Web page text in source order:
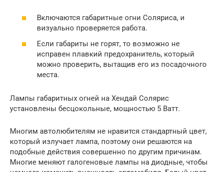
Включаются габаритные огни Соляриса, и
визуально проверяется работа.
Если габариты не горят, то возможно не
исправен плавкий предохранитель, который
можно проверить, вытащив его из посадочного
места.
Лампы габаритных огней на Хендай Солярис
установлены бесцокольные, мощностью 5 Ватт.
Многим автолюбителям не нравится стандартный цвет,
который излучает лампа, поэтому они решаются на
подобные действия совершенно по другим причинам.
Многие меняют галогеновые лампы на диодные, чтобы